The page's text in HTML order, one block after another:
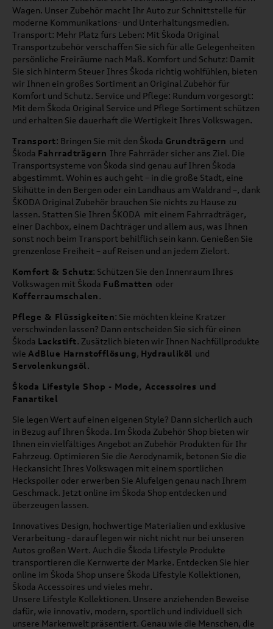
Wagen. Unser Zubehör macht Ihr Auto zur Schnittstelle für
moderne Kommunikations- und Unterhaltungsmedien.
Transport: Mehr Platz fürs Leben: Mit Škoda Original
Transportzubehör verschaffen Sie sich für alle Gelegenheiten
persönliche Freiräume nach Maß. Komfort und Schutz: Damit
Sie sich hinterm Steuer Ihres Škoda richtig wohlfühlen, bieten
wir Ihnen ein großes Sortiment an Original Zubehör für
Komfort und Schutz. Service und Pflege: Rundum vorgesorgt:
Mit dem Škoda Original Service und Pflege Sortiment schützen
und erhalten Sie dauerhaft die Wertigkeit Ihres Volkswagen.
Transport: Bringen Sie mit den Škoda Grundträgern und
Škoda Fahrradträgern Ihre Fahrräder sicher ans Ziel. Die
Transportsysteme von Škoda sind genau auf Ihren Škoda
abgestimmt. Wohin es auch geht – in die große Stadt, eine
Skihütte in den Bergen oder ein Landhaus am Waldrand –, dank
ŠKODA Original Zubehör brauchen Sie nichts zu Hause zu
lassen. Statten Sie Ihren ŠKODA mit einem Fahrradträger,
einer Dachbox, einem Dachträger und allem aus, was Ihnen
sonst noch beim Transport behilflich sein kann. Genießen Sie
grenzenlose Freiheit – auf Reisen und an jedem Zielort.
Komfort & Schutz: Schützen Sie den Innenraum Ihres
Volkswagen mit Škoda Fußmatten oder
Kofferraumschalen.
Pflege & Flüssigkeiten: Sie möchten kleine Kratzer
verschwinden lassen? Dann entscheiden Sie sich für einen
Škoda Lackstift. Zusätzlich bieten wir Ihnen Nachfüllprodukte
wie AdBlue Harnstofflösung, Hydrauliköl und
Servolenkungsöl.
Škoda Lifestyle Shop - Mode, Accessoires und
Fanartikel
Sie legen Wert auf einen eigenen Style? Dann sicherlich auch
in Bezug auf Ihren Škoda. Im Škoda Zubehör Shop bieten wir
Ihnen ein vielfältiges Angebot an Zubehör Produkten für Ihr
Fahrzeug. Optimieren Sie die Aerodynamik, betonen Sie die
Heckansicht Ihres Volkswagen mit einem sportlichen
Heckspoiler oder erwerben Sie Alufelgen genau nach Ihrem
Geschmack. Jetzt online im Škoda Shop entdecken und
überzeugen lassen.
Innovatives Design, hochwertige Materialien und exklusive
Verarbeitung - darauf legen wir nicht nicht nur bei unseren
Autos großen Wert. Auch die Škoda Lifestyle Produkte
transportieren die Kernwerte der Marke. Entdecken Sie hier
online im Škoda Shop unsere Škoda Lifestyle Kollektionen,
Škoda Accessoires und vieles mehr.
Unsere Lifestyle Kollektionen. Unsere anziehenden Beweise
dafür, wie innovativ, modern, sportlich und individuell sich
unsere Markenwelt präsentiert. Genau wie die Menschen, die